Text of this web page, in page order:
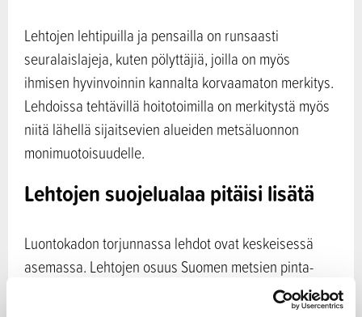
Lehtojen lehtipuilla ja pensailla on runsaasti
seuralaislajeja, kuten pölyttäjiä, joilla on myös
ihmisen hyvinvoinnin kannalta korvaamaton merkitys.
Lehdoissa tehtävillä hoitotoimilla on merkitystä myös
niitä lähellä sijaitsevien alueiden metsäluonnon
monimuotoisuudelle.
Lehtojen suojelualaa pitäisi lisätä
Luontokadon torjunnassa lehdot ovat keskeisessä
asemassa. Lehtojen osuus Suomen metsien pinta-
alasta on alle kaksi prosenttia, mutta kaikista